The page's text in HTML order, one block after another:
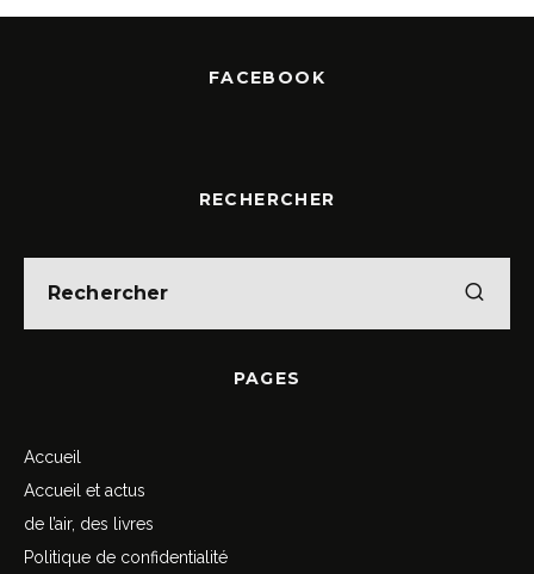
FACEBOOK
RECHERCHER
PAGES
Accueil
Accueil et actus
de l’air, des livres
Politique de confidentialité